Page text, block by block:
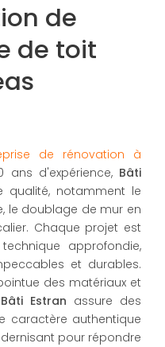
de
de toit
de rénovation à
ans d'expérience, Bâti
qualité, notamment le
le doublage de mur en
Chaque projet est
approfondie,
et durables.
des matériaux et
Bâti Estran assure des
caractère authentique
pour répondre